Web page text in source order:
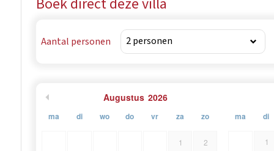
Aantal personen
Augustus 2026
ma di wo do vr za zo
1 2
ma di
1